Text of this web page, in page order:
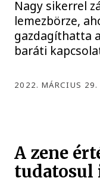
Nagy sikerrel
lemezbörze,
gazdagíthatta
baráti
2022. MÁRCIUS
A zene
tudatosul